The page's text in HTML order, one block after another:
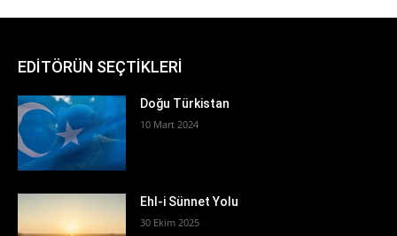
EDİTÖRÜN SEÇTİKLERİ
Doğu Türkistan
10 Mart 2024
Ehl-i Sünnet Yolu
30 Ekim 2025